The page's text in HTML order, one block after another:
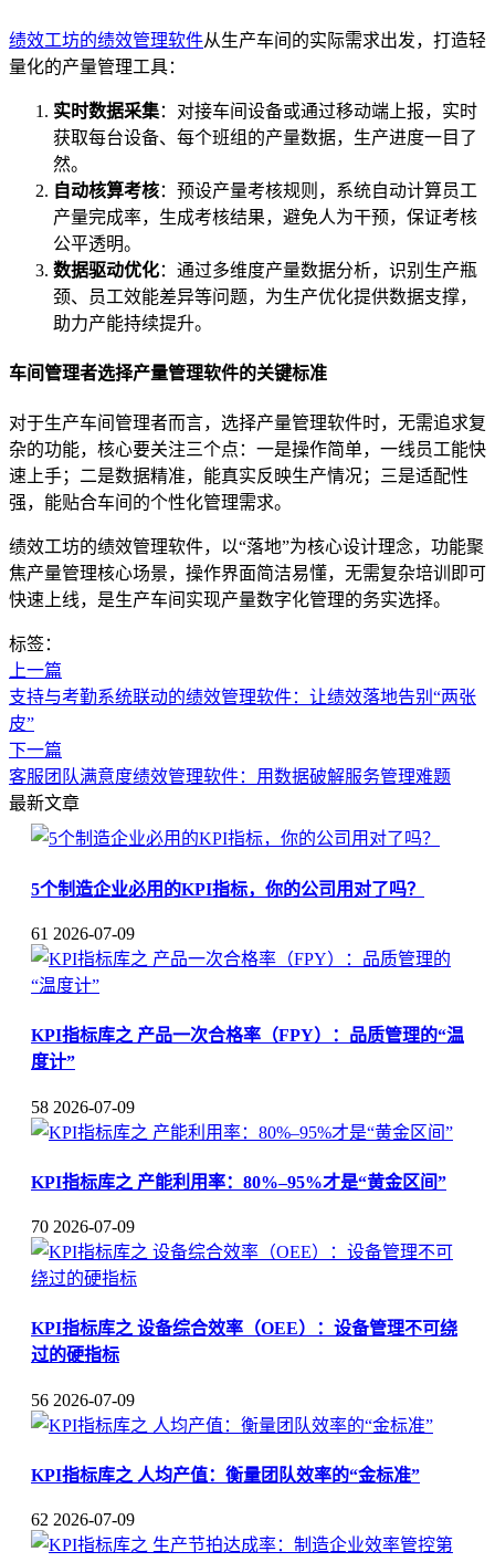
绩效工坊的绩效管理软件从生产车间的实际需求出发，打造轻
量化的产量管理工具：
实时数据采集：对接车间设备或通过移动端上报，实时
获取每台设备、每个班组的产量数据，生产进度一目了
然。
自动核算考核：预设产量考核规则，系统自动计算员工
产量完成率，生成考核结果，避免人为干预，保证考核
公平透明。
数据驱动优化：通过多维度产量数据分析，识别生产瓶
颈、员工效能差异等问题，为生产优化提供数据支撑，
助力产能持续提升。
车间管理者选择产量管理软件的关键标准
对于生产车间管理者而言，选择产量管理软件时，无需追求复
杂的功能，核心要关注三个点：一是操作简单，一线员工能快
速上手；二是数据精准，能真实反映生产情况；三是适配性
强，能贴合车间的个性化管理需求。
绩效工坊的绩效管理软件，以“落地”为核心设计理念，功能聚
焦产量管理核心场景，操作界面简洁易懂，无需复杂培训即可
快速上线，是生产车间实现产量数字化管理的务实选择。
标签：
上一篇
支持与考勤系统联动的绩效管理软件：让绩效落地告别“两张
皮”
下一篇
客服团队满意度绩效管理软件：用数据破解服务管理难题
最新文章
5个制造企业必用的KPI指标，你的公司用对了吗？
61 2026-07-09
KPI指标库之 产品一次合格率（FPY）：品质管理的“温
度计”
58 2026-07-09
KPI指标库之 产能利用率：80%–95%才是“黄金区间”
70 2026-07-09
KPI指标库之 设备综合效率（OEE）：设备管理不可绕
过的硬指标
56 2026-07-09
KPI指标库之 人均产值：衡量团队效率的“金标准”
62 2026-07-09